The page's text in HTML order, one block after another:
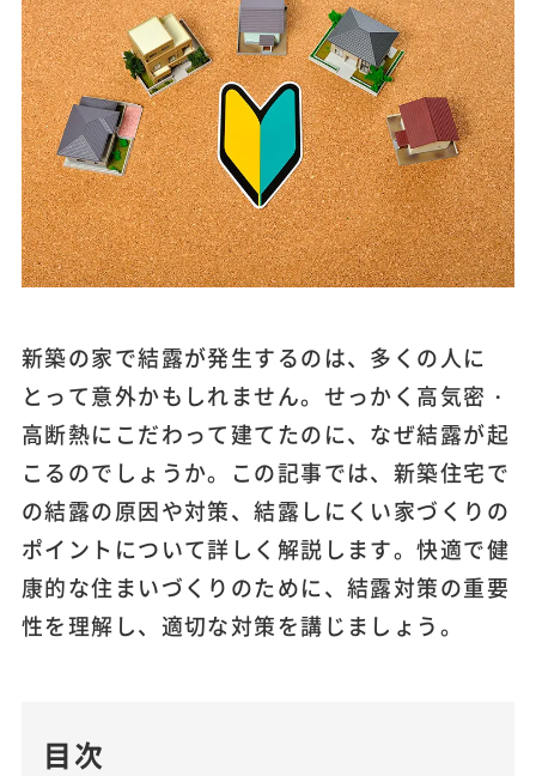
新築の家で結露が発生するのは、多くの人に
とって意外かもしれません。せっかく高気密・
高断熱にこだわって建てたのに、なぜ結露が起
こるのでしょうか。この記事では、新築住宅で
の結露の原因や対策、結露しにくい家づくりの
ポイントについて詳しく解説します。快適で健
康的な住まいづくりのために、結露対策の重要
性を理解し、適切な対策を講じましょう。
目次